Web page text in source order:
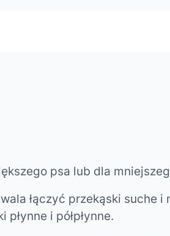
psa lub dla
łączyć przekąski suche
i półpłynne.